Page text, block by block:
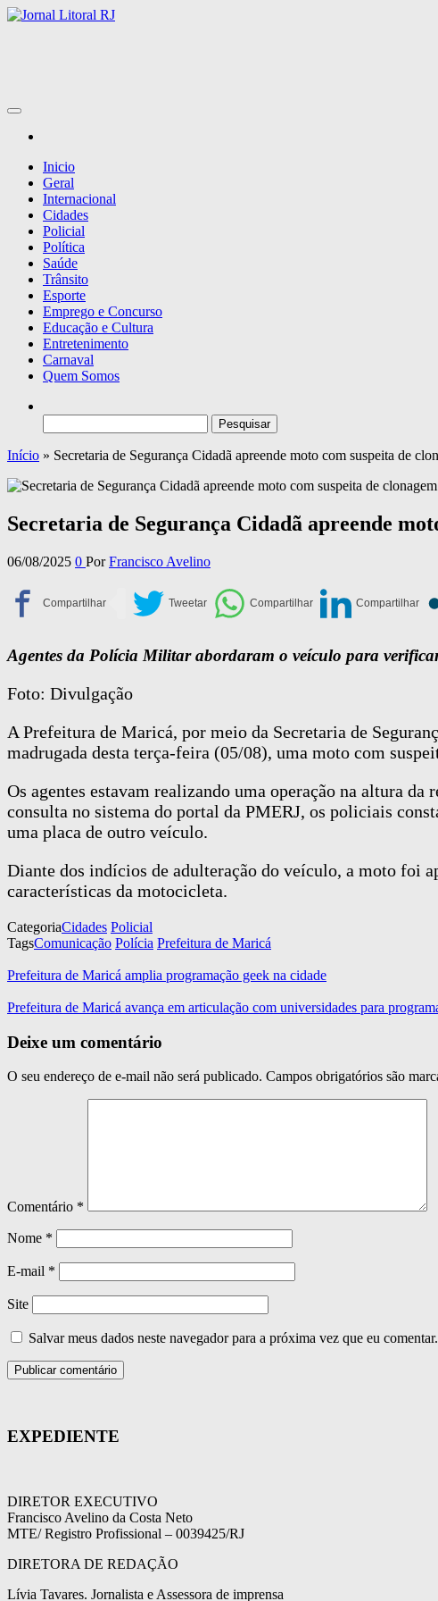
Skip
Inicio
Geral
Internacional
Cidades
Policial
Política
Saúde
Trânsito
Esporte
Emprego e Concurso
Educação e Cultura
Entretenimento
Carnaval
Quem Somos
por:
Início » Secretaria de Segurança Cidadã apreende moto com suspeita de
Secretaria de Segurança Cidadã apreende
06/08/2025 0 Por Francisco Avelino
Agentes da Polícia Militar abordaram o veículo para
Foto: Divulgação
A Prefeitura de Maricá, por meio da Secretaria de
madrugada desta terça-feira (05/08), uma moto com
Os agentes estavam realizando uma operação na altura
consulta no sistema do portal da PMERJ, os policiais
uma placa de outro veículo.
Diante dos indícios de adulteração do veículo, a moto foi
características da motocicleta.
CategoriaCidades Policial
TagsComunicação Polícia Prefeitura de Maricá
Prefeitura de Maricá amplia programação geek na cidade
Prefeitura de Maricá avança em articulação com universidades para
Deixe um comentário
O seu endereço de e-mail não será publicado. Campos obrigatórios são
Comentário *
Nome *
E-mail *
Site
Salvar meus dados neste navegador para a próxima vez que eu comentar.
EXPEDIENTE
DIRETOR EXECUTIVO
Francisco Avelino da Costa Neto
MTE/ Registro Profissional – 0039425/RJ
DIRETORA DE REDAÇÃO
Lívia Tavares. Jornalista e Assessora de imprensa